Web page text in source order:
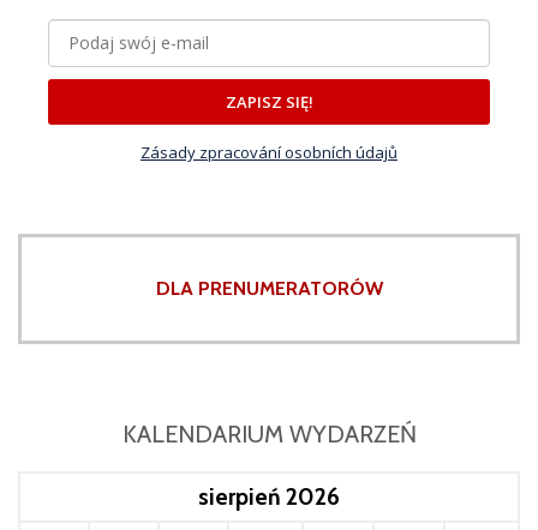
ZAPISZ SIĘ!
Zásady zpracování osobních údajů
DLA PRENUMERATORÓW
KALENDARIUM WYDARZEŃ
sierpień 2026